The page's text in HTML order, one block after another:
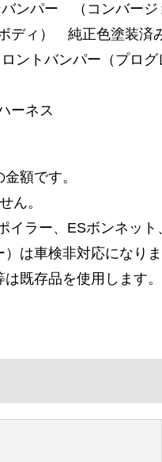
ンパー （コンバー
ディ） 純正色塗装済
トバンパー（プロ
ーネス
テー
額です。
ん。
ラー、ESボンネット
は車検非対応になり
存品を使用します。